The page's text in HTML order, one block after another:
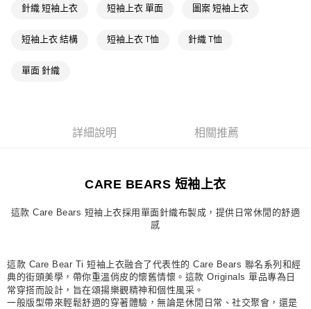
萊爾富取貨付款
每筆NT$80，滿NT$1,500(含以上)免運費
付款後7-11取貨
針織 短袖上衣 短袖上衣 單面 圖案 短袖上衣
短袖上衣 結構 短袖上衣 T恤 針織 T恤
單面 針織
詳細說明 相關推薦
CARE BEARS 短袖上衣
這款 Care Bears 短袖上衣採用單面針織布製成，提供日常休閒的舒適
感
這款 Care Bear Ti 短袖上衣融合了代表性的 Care Bears 聯名系列和經
典的街頭美學，帶你重溫俏皮的懷舊情懷。這款 Originals 單品專為日
常穿搭而設計，旨在頌揚樂觀精神和個性風采。
一般版型帶來輕鬆舒適的穿著體驗，無論是休閒日常、社交聚會，還是